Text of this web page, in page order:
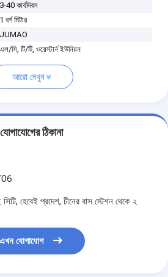
3-40 কার্যদিবস
1 বর্গ মিটার
JUMAO
এল/সি, টি/টি, ওয়েস্টার্ন ইউনিয়ন
আরো দেখুন
যোগাযোগের ঠিকানা
সিটি, হেবেই প্রদেশ, চীনের বাস স্টেশন থেকে ২
এখন যোগাযোগ